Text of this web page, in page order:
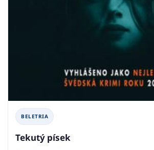
BELETRIA
Tekutý písek